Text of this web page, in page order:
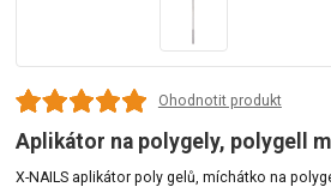
Ohodnotit produkt
Aplikátor na polygely, polygell
X-NAILS aplikátor poly gelů, míchátko na